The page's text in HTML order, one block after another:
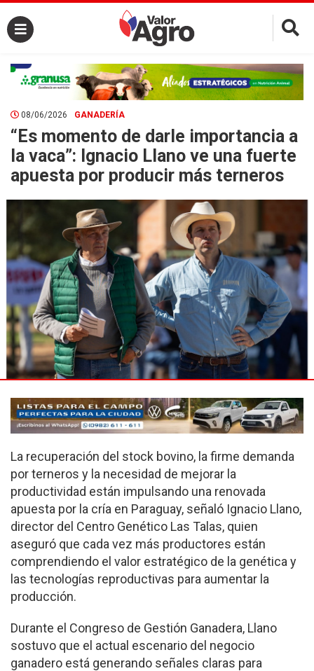
×
08/06/2026 GANADERÍA
“Es momento de darle importancia a
la vaca”: Ignacio Llano ve una fuerte
apuesta por producir más terneros
La recuperación del stock bovino, la firme demanda
por terneros y la necesidad de mejorar la
productividad están impulsando una renovada
apuesta por la cría en Paraguay, señaló Ignacio Llano,
director del Centro Genético Las Talas, quien
aseguró que cada vez más productores están
comprendiendo el valor estratégico de la genética y
las tecnologías reproductivas para aumentar la
producción.
Durante el Congreso de Gestión Ganadera, Llano
sostuvo que el actual escenario del negocio
ganadero está generando señales claras para